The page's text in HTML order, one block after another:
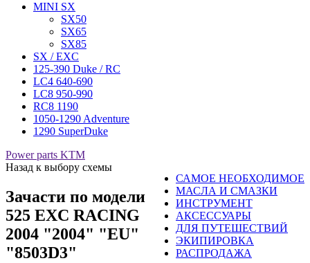
MINI SX
SX50
SX65
SX85
SX / EXC
125-390 Duke / RC
LC4 640-690
LC8 950-990
RC8 1190
1050-1290 Adventure
1290 SuperDuke
Power parts KTM
САМОЕ НЕОБХОДИМОЕ
МАСЛА И СМАЗКИ
ИНСТРУМЕНТ
АКСЕССУАРЫ
ДЛЯ ПУТЕШЕСТВИЙ
ЭКИПИРОВКА
РАСПРОДАЖА
Назад к выбору схемы
Зачасти по модели
525 EXC RACING
2004 "2004" "EU"
"8503D3"